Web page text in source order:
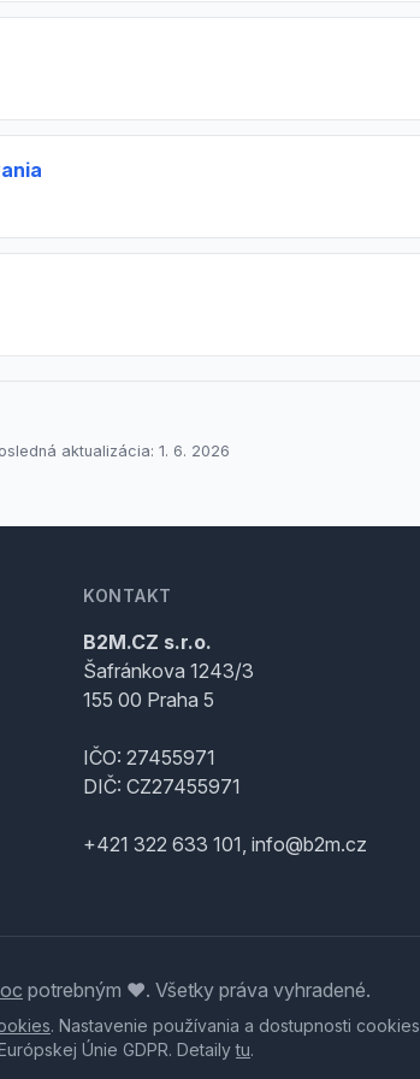
aktualizácia: 1. 6. 2026
KONTAKT
B2M.CZ s.r.o.
Šafránkova 1243/3
155 00 Praha 5
IČO: 27455971
DIČ: CZ27455971
+421 322 633 101, info@b2m.cz
potrebným ♥️. Všetky práva vyhradené.
. Nastavenie používania a dostupnosti
Únie GDPR. Detailytu.